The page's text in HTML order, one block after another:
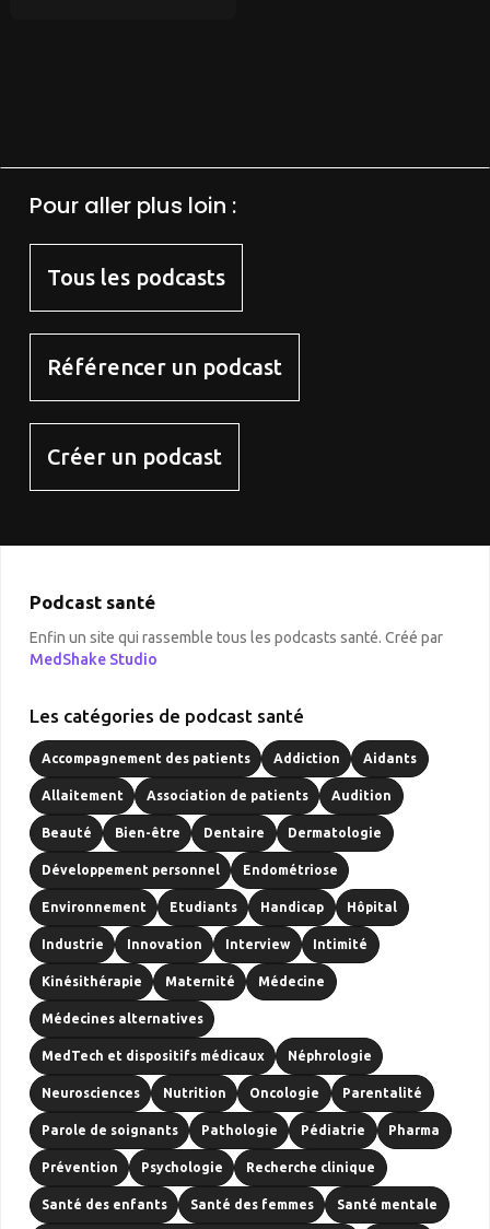
Pour aller plus loin :
Tous les podcasts
Référencer un podcast
Créer un podcast
Podcast santé
Enfin un site qui rassemble tous les podcasts santé. Créé par
MedShake Studio
Les catégories de podcast santé
Accompagnement des patients Addiction Aidants
Allaitement Association de patients Audition
Beauté Bien-être Dentaire Dermatologie
Développement personnel Endométriose
Environnement Etudiants Handicap Hôpital
Industrie Innovation Interview Intimité
Kinésithérapie Maternité Médecine
Médecines alternatives
MedTech et dispositifs médicaux Néphrologie
Neurosciences Nutrition Oncologie Parentalité
Parole de soignants Pathologie Pédiatrie Pharma
Prévention Psychologie Recherche clinique
Santé des enfants Santé des femmes Santé mentale